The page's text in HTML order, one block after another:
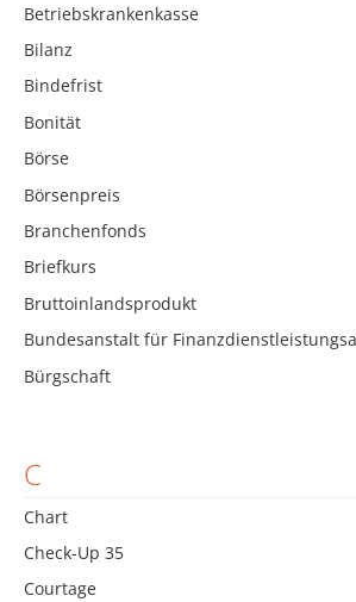
Betriebskrankenkasse
Bilanz
Bindefrist
Bonität
Börse
Börsenpreis
Branchenfonds
Briefkurs
Bruttoinlandsprodukt
Bundesanstalt für
Bürgschaft
C
Chart
Check-Up 35
Courtage